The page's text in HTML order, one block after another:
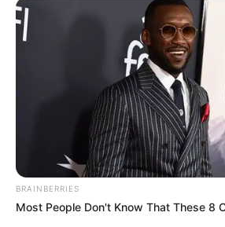
Clique aqui para entrar no
BRAINBERRIES
Most People Don't Know That These 8